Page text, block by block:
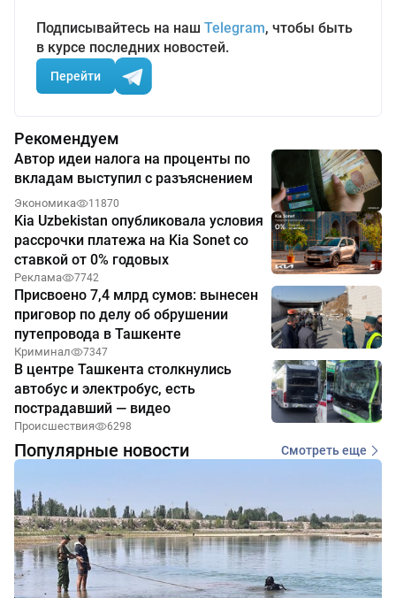
Подписывайтесь на наш Telegram, чтобы быть
в курсе последних новостей.
Перейти
Рекомендуем
Автор идеи налога на проценты по
вкладам выступил с разъяснением
Экономика 11870
Kia Uzbekistan опубликовала условия
рассрочки платежа на Kia Sonet со
ставкой от 0% годовых
Реклама 7742
Присвоено 7,4 млрд сумов: вынесен
приговор по делу об обрушении
путепровода в Ташкенте
Криминал 7347
В центре Ташкента столкнулись
автобус и электробус, есть
пострадавший — видео
Происшествия 6298
Популярные новости Смотреть еще